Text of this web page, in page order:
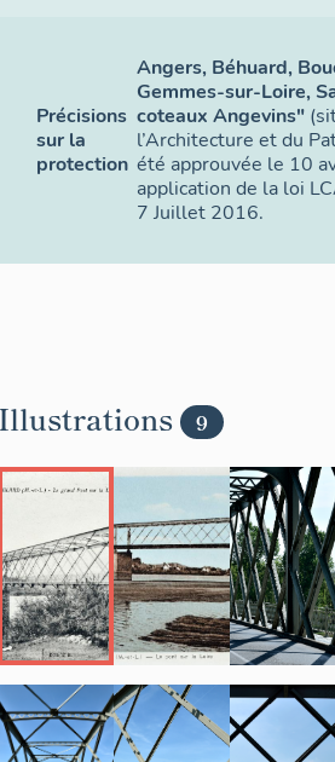
Précisions
sur la
protection
Angers, Béhuard,
Gemmes-sur-Loire,
coteaux Angevins"
l’Architecture et du
été approuvée le 10
application de la loi
7 Juillet 2016.
Illustrations 9